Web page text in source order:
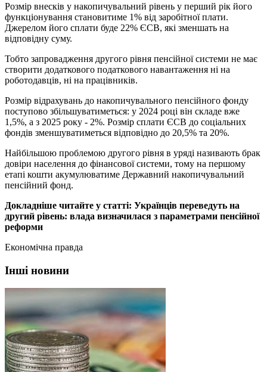
Розмір внесків у накопичувальний рівень у перший рік його
функціонування становитиме 1% від заробітної плати.
Джерелом його сплати буде 22% ЄСВ, які зменшать на
відповідну суму.
Тобто запровадження другого рівня пенсійної системи не має
створити додаткового податкового навантаження ні на
роботодавців, ні на працівників.
Розмір відрахувань до накопичувального пенсійного фонду
поступово збільшуватиметься: у 2024 році він складе вже
1,5%, а з 2025 року - 2%. Розмір сплати ЄСВ до соціальних
фондів зменшуватиметься відповідно до 20,5% та 20%.
Найбільшою проблемою другого рівня в уряді називають брак
довіри населення до фінансової системи, тому на першому
етапі кошти акумулюватиме Державний накопичувальний
пенсійний фонд.
Докладніше читайте у статті: Українців переведуть на
другий рівень: влада визначилася з параметрами пенсійної
реформи
Економічна правда
Інші новини